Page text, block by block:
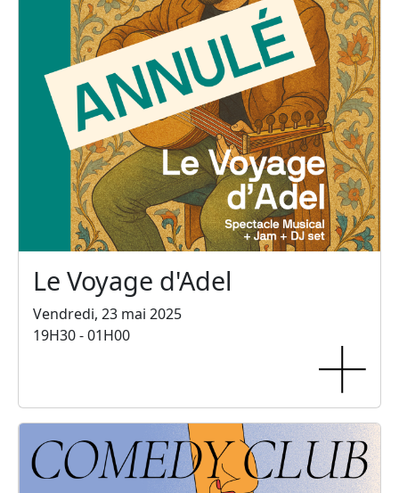
Le Voyage d'Adel
Vendredi, 23 mai 2025
19H30 - 01H00